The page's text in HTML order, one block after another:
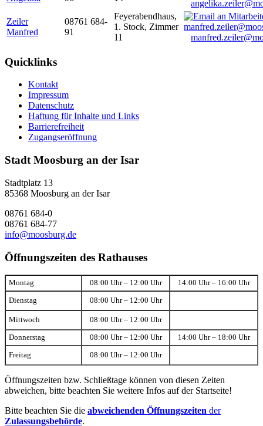
Zeiler
Manfred
08761 684-
91
Feyerabendhaus,
1. Stock, Zimmer
11
Quicklinks
Kontakt
Impressum
Datenschutz
Haftung für Inhalte und Links
Barrierefreiheit
Zugangseröffnung
Stadt Moosburg an der Isar
Stadtplatz 13
85368 Moosburg an der Isar
08761 684-0
08761 684-77
info@moosburg.de
Öffnungszeiten des Rathauses
Montag 08:00 Uhr – 12:00 Uhr 14:00 Uhr – 16:00 Uhr
Dienstag 08:00 Uhr – 12:00 Uhr
Mittwoch 08:00 Uhr – 12:00 Uhr
Donnerstag 08:00 Uhr – 12:00 Uhr 14:00 Uhr – 18:00 Uhr
Freitag 08:00 Uhr – 12:00 Uhr
Öffnungszeiten bzw. Schließtage können von diesen Zeiten
abweichen, bitte beachten Sie weitere Infos auf der Startseite!
Bitte beachten Sie die abweichenden Öffnungszeiten der
Zulassungsbehörde.